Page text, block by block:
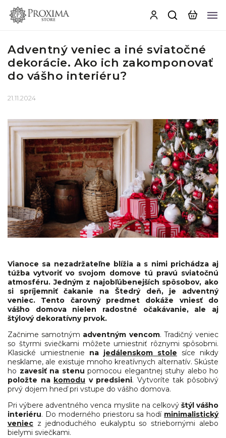
Adventný veniec a iné sviatočné
dekorácie. Ako ich zakomponovať
do vášho interiéru?
21.11.2024
Vianoce sa nezadržateľne blížia a s nimi prichádza aj
túžba vytvoriť vo svojom domove tú pravú sviatočnú
atmosféru. Jedným z najobľúbenejších spôsobov, ako
si spríjemniť čakanie na Štedrý deň, je adventný
veniec. Tento čarovný predmet dokáže vniesť do
vášho domova nielen radostné očakávanie, ale aj
štýlový dekoratívny prvok.
Začnime samotným adventným vencom. Tradičný veniec
so štyrmi sviečkami môžete umiestniť rôznymi spôsobmi.
Klasické umiestnenie na jedálenskom stole síce nikdy
nesklame, ale existuje mnoho kreatívnych alternatív. Skúste
ho zavesiť na stenu pomocou elegantnej stuhy alebo ho
položte na komodu v predsieni. Vytvoríte tak pôsobivý
prvý dojem hneď pri vstupe do vášho domova.
Pri výbere adventného venca myslite na celkový štýl vášho
interiéru. Do moderného priestoru sa hodí minimalistický
veniec z jednoduchého eukalyptu so striebornými alebo
bielymi sviečkami.